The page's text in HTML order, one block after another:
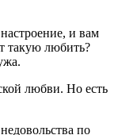
и вам
такую любить?
любви. Но есть
по